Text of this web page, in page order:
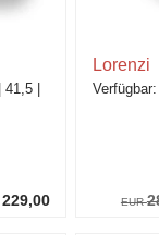
229,00
41,5
EUR
Lorenzi